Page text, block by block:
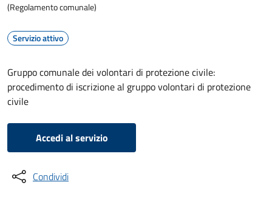
(Regolamento comunale)
Servizio attivo
Gruppo comunale dei volontari di protezione civile:
procedimento di iscrizione al gruppo volontari di protezione
civile
Accedi al servizio
Condividi